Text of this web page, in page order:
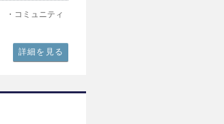
・コミュニティ
詳細を見る